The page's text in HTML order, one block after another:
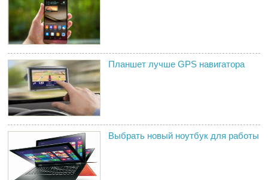
Планшет лучше GPS навигатора
Выбрать новый ноутбук для работы